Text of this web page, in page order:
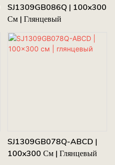
SJ1309GB086Q | 100x300
См | Глянцевый
SJ1309GB078Q-ABCD |
100x300 См | Глянцевый